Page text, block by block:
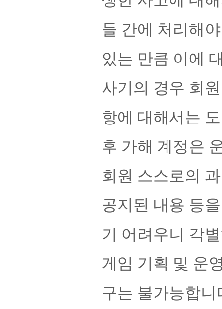
들 간에 처리해
있는 만큼 이에
사기의 경우 회
항에 대해서는
후 가해 계정은
회원 스스로의
공지된 내용 등
기 어려우니 각
게임 기획 및 운
구는 불가능합니